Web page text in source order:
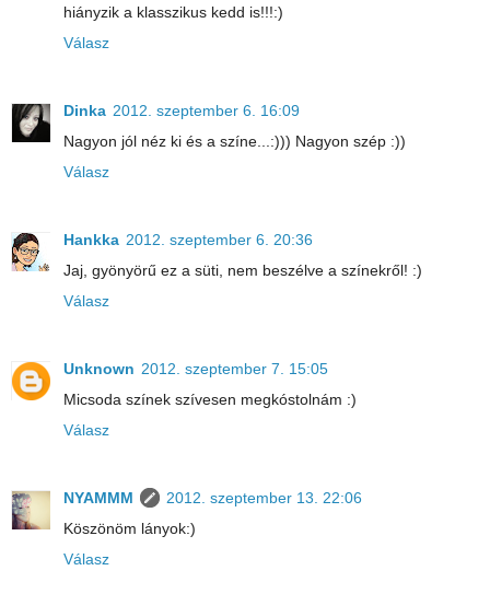
hiányzik a klasszikus kedd is!!!:)
Válasz
Dinka 2012. szeptember 6. 16:09
Nagyon jól néz ki és a színe...:))) Nagyon szép :))
Válasz
Hankka 2012. szeptember 6. 20:36
Jaj, gyönyörű ez a süti, nem beszélve a színekről! :)
Válasz
Unknown 2012. szeptember 7. 15:05
Micsoda színek szívesen megkóstolnám :)
Válasz
NYAMMM
2012. szeptember 13. 22:06
Köszönöm lányok:)
Válasz